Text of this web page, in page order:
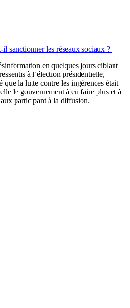
il sanctionner les réseaux sociaux ?
en quelques jours ciblant
à l’élection présidentielle,
que la lutte contre les ingérences était
le gouvernement à en faire plus et à
participant à la diffusion.